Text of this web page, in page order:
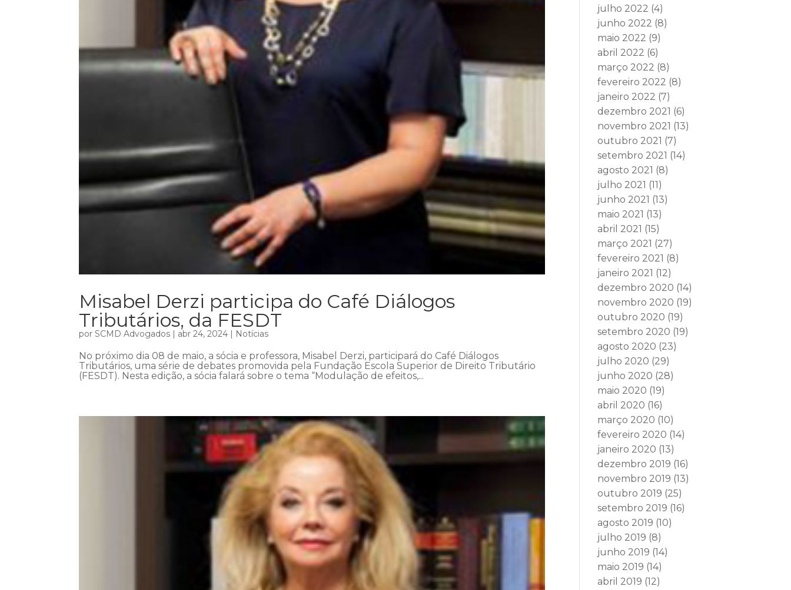
Misabel Derzi participa do Café Diálogos
Tributários, da FESDT
porSCMD Advogados | abr 24, 2024 | Notícias
No próximo dia 08 de maio, a sócia e professora, Misabel Derzi, participará do Café Diálogos
Tributários, uma série de debates promovida pela Fundação Escola Superior de Direito Tributário
(FESDT). Nesta edição, a sócia falará sobre o tema “Modulação de efeitos,...
julho 2022 (4)
junho 2022 (8)
maio 2022 (9)
abril 2022 (6)
março 2022 (8)
fevereiro 2022 (8)
janeiro 2022 (7)
dezembro 2021 (6)
novembro 2021 (13)
outubro 2021 (7)
setembro 2021 (14)
agosto 2021 (8)
julho 2021 (11)
junho 2021 (13)
maio 2021 (13)
abril 2021 (15)
março 2021 (27)
fevereiro 2021 (8)
janeiro 2021 (12)
dezembro 2020 (14)
novembro 2020 (19)
outubro 2020 (19)
setembro 2020 (19)
agosto 2020 (23)
julho 2020 (29)
junho 2020 (28)
maio 2020 (19)
abril 2020 (16)
março 2020 (10)
fevereiro 2020 (14)
janeiro 2020 (13)
dezembro 2019 (16)
novembro 2019 (13)
outubro 2019 (25)
setembro 2019 (16)
agosto 2019 (10)
julho 2019 (8)
junho 2019 (14)
maio 2019 (14)
abril 2019 (12)